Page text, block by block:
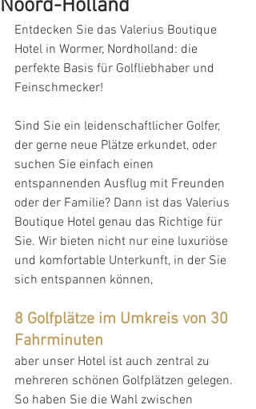
Noord-Holland
Entdecken Sie das Valerius Boutique
Hotel in Wormer, Nordholland: die
perfekte Basis für Golfliebhaber und
Feinschmecker!
Sind Sie ein leidenschaftlicher Golfer,
der gerne neue Plätze erkundet, oder
suchen Sie einfach einen
entspannenden Ausflug mit Freunden
oder der Familie? Dann ist das Valerius
Boutique Hotel genau das Richtige für
Sie. Wir bieten nicht nur eine luxuriöse
und komfortable Unterkunft, in der Sie
sich entspannen können,
8 Golfplätze im Umkreis von 30
Fahrminuten
aber unser Hotel ist auch zentral zu
mehreren schönen Golfplätzen gelegen.
So haben Sie die Wahl zwischen